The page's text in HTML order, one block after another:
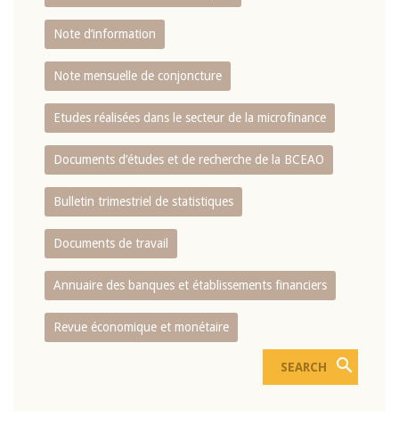
Note d’information
Note mensuelle de conjoncture
Etudes réalisées dans le secteur de la microfinance
Documents d’études et de recherche de la BCEAO
Bulletin trimestriel de statistiques
Documents de travail
Annuaire des banques et établissements financiers
Revue économique et monétaire